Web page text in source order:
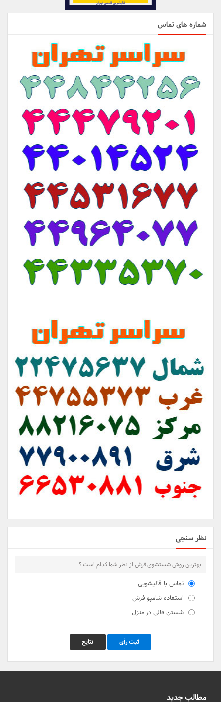
شماره های تماس
نظر سنجی
بهترین روش شستشوی فرش از نظر شما کدام است ؟
تماس با قالیشویی
استفاده شامپو فرش
شستن قالی در منزل
ثبت رأی نتایج
مطالب جدید